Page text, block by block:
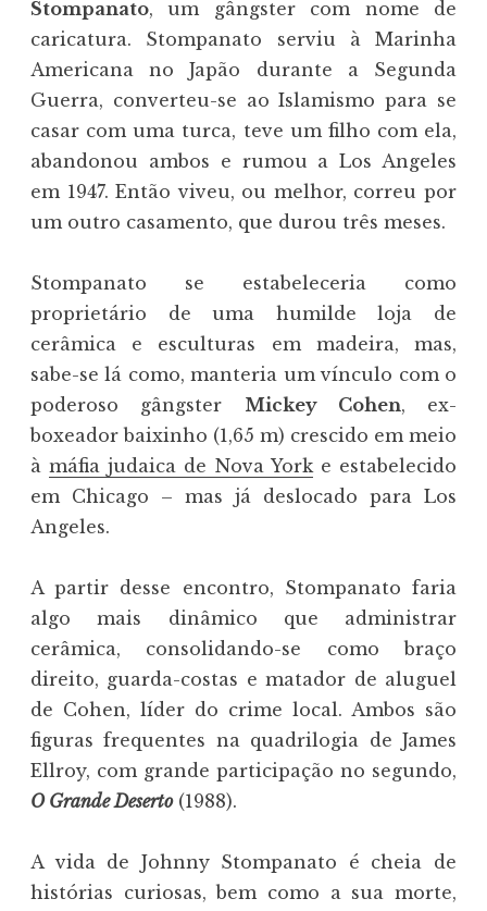
Stompanato, um gângster com nome de
caricatura. Stompanato serviu à Marinha
Americana no Japão durante a Segunda
Guerra, converteu-se ao Islamismo para se
casar com uma turca, teve um filho com ela,
abandonou ambos e rumou a Los Angeles
em 1947. Então viveu, ou melhor, correu por
um outro casamento, que durou três meses.
Stompanato se estabeleceria como
proprietário de uma humilde loja de
cerâmica e esculturas em madeira, mas,
sabe-se lá como, manteria um vínculo com o
poderoso gângster Mickey Cohen, ex-
boxeador baixinho (1,65 m) crescido em meio
àmáfia judaica de Nova Yorke estabelecido
em Chicago – mas já deslocado para Los
Angeles.
A partir desse encontro, Stompanato faria
algo mais dinâmico que administrar
cerâmica, consolidando-se como braço
direito, guarda-costas e matador de aluguel
de Cohen, líder do crime local. Ambos são
figuras frequentes na quadrilogia de James
Ellroy, com grande participação no segundo,
O Grande Deserto(1988).
A vida de Johnny Stompanato é cheia de
histórias curiosas, bem como a sua morte,